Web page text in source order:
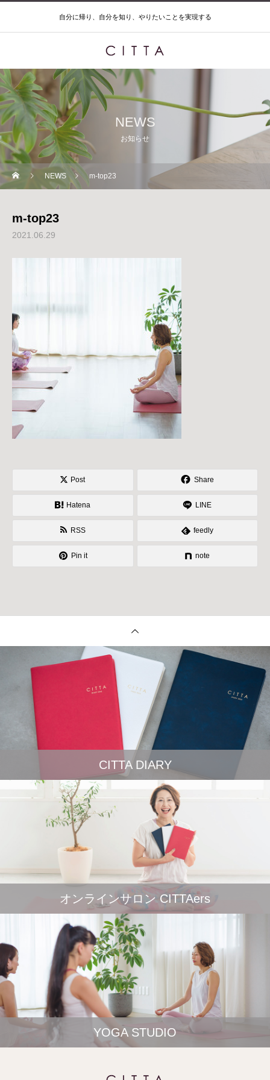
自分に帰り、自分を知り、やりたいことを実現する
NEWS
お知らせ
NEWS m-top23
m-top23
2021.06.29
Post Share
Hatena LINE
RSS feedly
Pin it note
CITTA DIARY
オンラインサロン CITTAers
YOGA STUDIO